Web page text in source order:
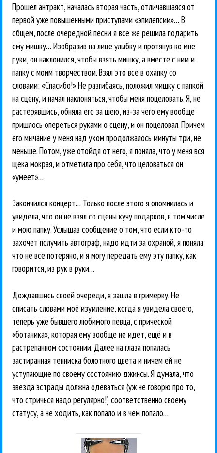
Прошел антракт, началась вторая часть, отличавшаяся от
первой уже повышенными приступами «эпилепсии»… В
общем, после очередной песни я все же решила подарить
ему мишку… Изобразив на лице улыбку и протянув ко мне
руки, он наклонился, чтобы взять мишку, а вместе с ним и
папку с моим творчеством. Взял это все в охапку со
словами: «Спасибо!» Не разгибаясь, положил мишку с папкой
на сцену, и начал наклоняться, чтобы меня поцеловать. Я, не
растерявшись, обняла его за шею, из-за чего ему вообще
пришлось опереться руками о сцену, и он поцеловал. Причем
его мычание у меня над ухом продолжалось минуты три, не
меньше. Потом, уже отойдя от него, я поняла, что у меня вся
щека мокрая, и отметила про себя, что целоваться он
«умеет»…
Закончился концерт… Только после этого я опомнилась и
увидела, что он не взял со сцены кучу подарков, в том числе
и мою папку. Услышав сообщение о том, что если кто-то
захочет получить автограф, надо идти за охраной, я поняла
что не все потеряно, и я могу передать ему эту папку, как
говорится, из рук в руки…
Дождавшись своей очереди, я зашла в гримерку. Не
описать словами моё изумление, когда я увидела своего,
теперь уже бывшего любимого певца, с прической
«ботаника», которая ему вообще не идет, ещё и в
растрепанном состоянии. Далее на глаза попалась
застиранная тенниска болотного цвета и ничем ей не
уступающие по своему состоянию джинсы. Я думала, что
звезда эстрады должна одеваться (уж не говорю про то,
что стричься надо регулярно!) соответственно своему
статусу, а не ходить, как попало и в чем попало…